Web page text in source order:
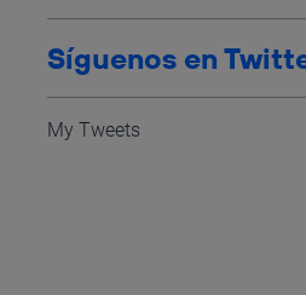
Síguenos en
My Tweets